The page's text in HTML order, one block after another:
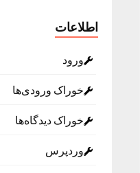
اطلاعات
ورود
خوراک ورودی‌ها
خوراک دیدگاه‌ها
وردپرس